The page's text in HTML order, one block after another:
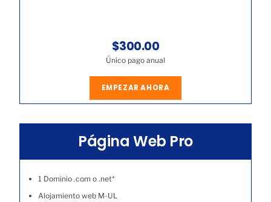
$300.00
Único pago anual
EMPEZAR AHORA
Página Web Pro
1 Dominio .com o .net*
Alojamiento web M-UL